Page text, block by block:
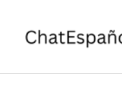
contenido